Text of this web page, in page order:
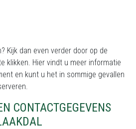
Kijk dan even verder door op de
klikken. Hier vindt u meer informatie
en kunt u het in sommige gevallen
CONTACTGEGEVENS